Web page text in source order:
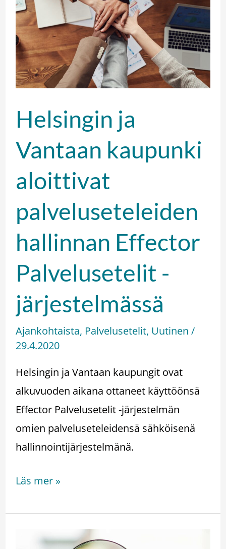
Helsingin ja
Vantaan kaupunki
aloittivat
palveluseteleiden
hallinnan Effector
Palvelusetelit -
järjestelmässä
Ajankohtaista, Palvelusetelit, Uutinen /
29.4.2020
Helsingin ja Vantaan kaupungit ovat
alkuvuoden aikana ottaneet käyttöönsä
Effector Palvelusetelit -järjestelmän
omien palveluseteleidensä sähköisenä
hallinnointijärjestelmänä.
Vantaan
kaupunki
aloittivat
palveluseteleiden
hallinnan
Palvelusetelit
järjestelmässä
Läs mer »
Yksityisten